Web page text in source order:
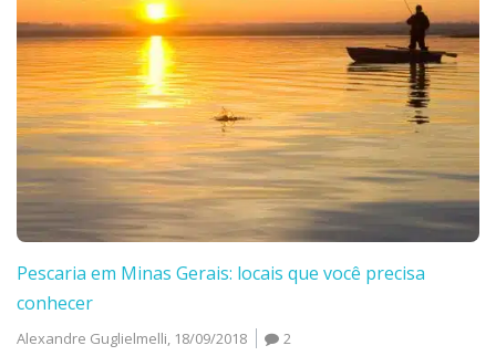
Pescaria em Minas Gerais: locais que você precisa
conhecer
Alexandre Guglielmelli, 18/09/2018 2